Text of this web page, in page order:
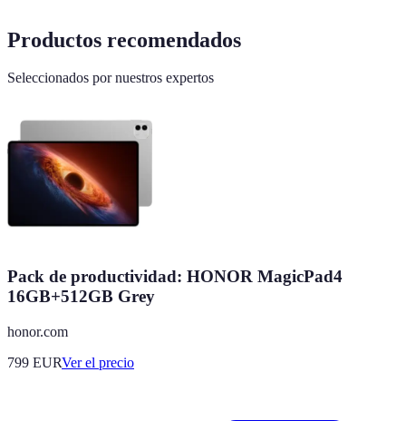
Productos recomendados
Seleccionados por nuestros expertos
Pack de productividad: HONOR MagicPad4
16GB+512GB Grey
honor.com
799 EURVer el precio